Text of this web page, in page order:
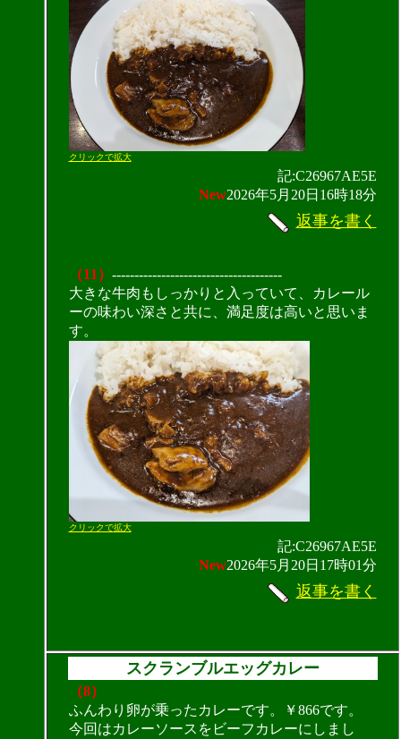
クリックで拡大
記:C26967AE5E
New2026年5月20日16時18分
返事を書く
（11） --------------------------------------
大きな牛肉もしっかりと入っていて、カレール
ーの味わい深さと共に、満足度は高いと思いま
す。
クリックで拡大
記:C26967AE5E
New2026年5月20日17時01分
返事を書く
スクランブルエッグカレー
（8）
ふんわり卵が乗ったカレーです。￥866です。
今回はカレーソースをビーフカレーにしまし